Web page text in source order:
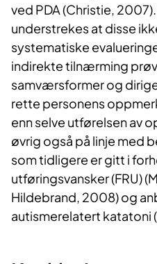
ved PDA (Christie,
understrekes at disse
systematiske
indirekte tilnærming
samværsformer og
rette personens
enn selve utførelsen av
øvrig også på linje med
som tidligere er gitt i
utføringsvansker (FRU)
Hildebrand, 2008) og
autismerelatert katatoni